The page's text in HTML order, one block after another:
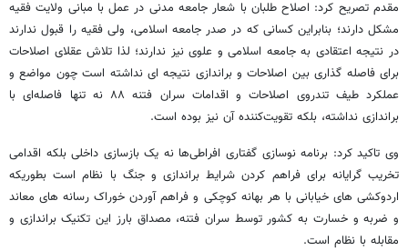
مقدم تصریح کرد: اصلاح طلبان با شعار جامعه مدنی در عمل با مبانی ولایت فقیه
مشکل دارند؛ بنابراین کسانی که در صدر جامعه اسلامی، ولی فقیه را قبول ندارند
در نتیجه اعتقادی به جامعه اسلامی و علوی نیز ندارند؛ لذا تلاش عقلای اصلاحات
برای فاصله گذاری بین اصلاحات و براندازی نتیجه ای نداشته است چون مواضع و
عملکرد طیف تندروی اصلاحات و اقدامات سران فتنه ۸۸ نه تنها فاصله‌ای با
براندازی نداشته، بلکه تقویت‌کننده آن نیز بوده است.
وی تاکید کرد: برنامه نوسازی گفتاری افراطی‌ها نه یک بازسازی داخلی بلکه اقدامی
تخریب گرایانه برای فراهم کردن شرایط براندازی و جنگ با نظام است بطوریکه
اردوکشی های خیابانی با هر بهانه کوچکی و فراهم آوردن خوراک رسانه های معاند
و ضربه و خسارت به کشور توسط سران فتنه، مصداق بارز این تکنیک براندازی و
مقابله با نظام است.